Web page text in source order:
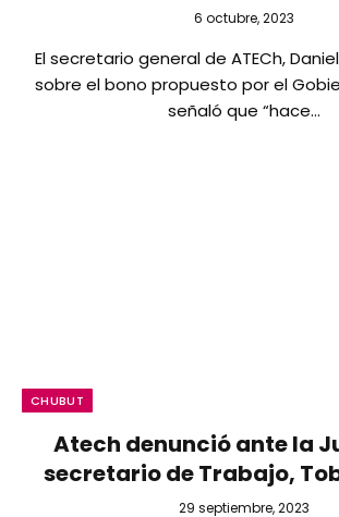
6 octubre, 2023
El secretario general de ATECh,
sobre el bono propuesto por el
señaló que “hace…
CHUBUT
Atech denunció ante la
secretario de Trabajo,
29 septiembre, 2023